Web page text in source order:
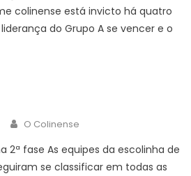
colinense está invicto há quatro
do Grupo A se vencer e o
Author
O Colinense
2ª fase As equipes da escolinha de
se classificar em todas as